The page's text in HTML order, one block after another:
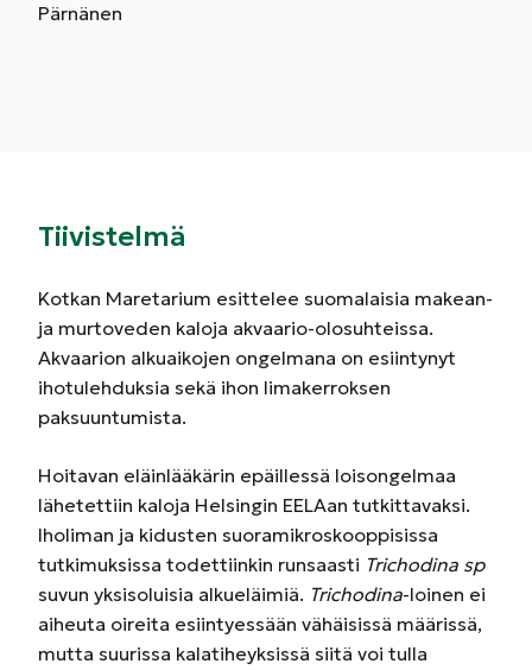
Pärnänen
Tiivistelmä
Kotkan Maretarium esittelee suomalaisia makean-
ja murtoveden kaloja akvaario-olosuhteissa.
Akvaarion alkuaikojen ongelmana on esiintynyt
ihotulehduksia sekä ihon limakerroksen
paksuuntumista.
Hoitavan eläinlääkärin epäillessä loisongelmaa
lähetettiin kaloja Helsingin EELAan tutkittavaksi.
Iholiman ja kidusten suoramikroskooppisissa
tutkimuksissa todettiinkin runsaasti Trichodina sp
suvun yksisoluisia alkueläimiä. Trichodina-loinen ei
aiheuta oireita esiintyessään vähäisissä määrissä,
mutta suurissa kalatiheyksissä siitä voi tulla